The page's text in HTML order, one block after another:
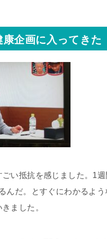
企画に入ってきた
い抵抗を感じました。 1
んだ。とすぐにわかるよ
ました。